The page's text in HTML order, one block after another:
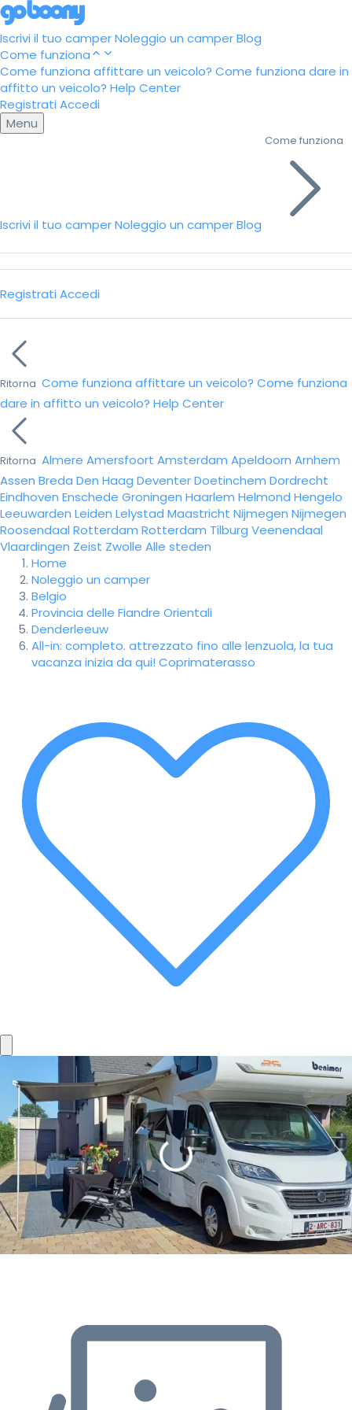
Iscrivi il tuo camperNoleggio un camperBlog
Come funziona
Come funziona affittare un veicolo? Come funziona dare in
affitto un veicolo? Help Center
Registrati Accedi
Menu
Iscrivi il tuo camperNoleggio un camperBlog
Come funziona
Registrati Accedi
Ritorna Come funziona affittare un veicolo? Come funziona
dare in affitto un veicolo? Help Center
Ritorna Almere Amersfoort Amsterdam Apeldoorn Arnhem
Assen Breda Den Haag DeventerDoetinchem Dordrecht
Eindhoven Enschede Groningen Haarlem Helmond Hengelo
Leeuwarden Leiden Lelystad Maastricht Nijmegen Nijmegen
Roosendaal Rotterdam Rotterdam Tilburg Veenendaal
Vlaardingen Zeist Zwolle Alle steden
Home
Noleggio un camper
Belgio
Provincia delle Fiandre Orientali
Denderleeuw
All-in: completo. attrezzato fino alle lenzuola, la tua
vacanza inizia da qui! Coprimaterasso